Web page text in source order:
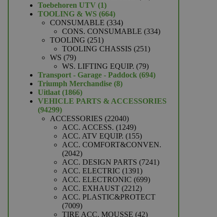
Toebehoren UTV 11
product
TOOLING & WS 664664
producten
CONSUMABLE 334334
producten
CONS. CONSUMABLE 334334
TOOLING 251251
producten
TOOLING CHASSIS 251251
WS 7979
producten
WS. LIFTING EQUIP. 7979
producten
Transport - Garage - Paddock 694694
Triumph Merchandise 88
Uitlaat 18661866
producten
VEHICLE PARTS & ACCESSORIES
9429994299
producten
ACCESSORIES 2204022040
producten
ACC. ACCESS. 12491249
producten
ACC. ATV EQUIP. 155155
producten
ACC. COMFORT&CONVEN.
20422042
producten
ACC. DESIGN PARTS 72417241
ACC. ELECTRIC 13911391
producten
ACC. ELECTRONIC 699699
ACC. EXHAUST 22122212
producten
ACC. PLASTIC&PROTECT
70097009
producten
TIRE ACC. MOUSSE 4242